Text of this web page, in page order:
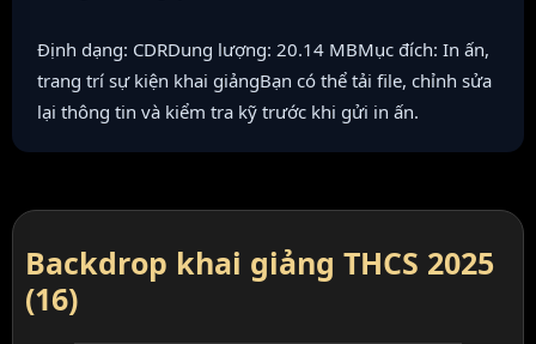
Định dạng: CDRDung lượng: 20.14 MBMục đích: In ấn,
trang trí sự kiện khai giảngBạn có thể tải file, chỉnh sửa
lại thông tin và kiểm tra kỹ trước khi gửi in ấn.
Backdrop khai giảng THCS 2025
(16)